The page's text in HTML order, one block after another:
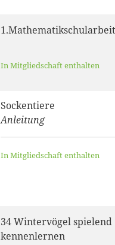
In Mitgliedschaft enthalten
Sockentiere
Anleitung
In Mitgliedschaft enthalten
34 Wintervögel spielend
kennenlernen